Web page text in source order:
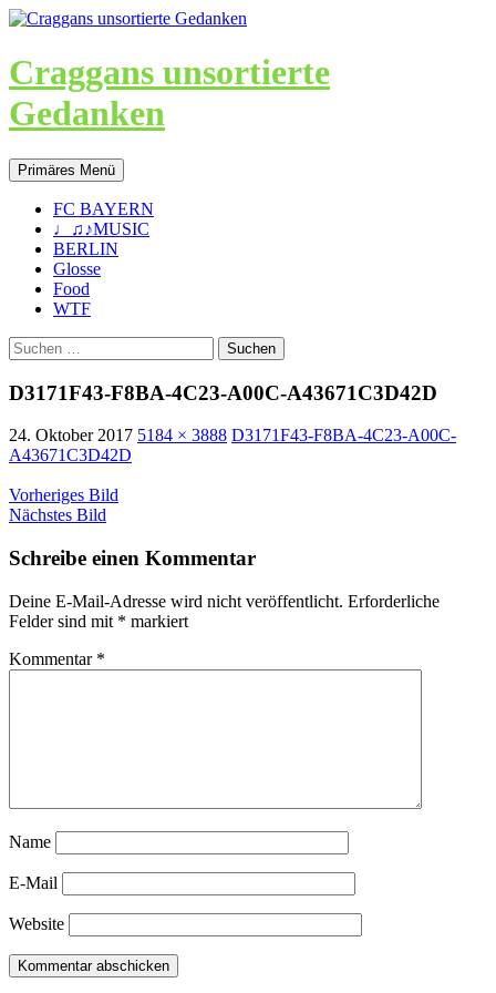
Craggans unsortierte
Gedanken
Suchen
Primäres Menü Zum
Inhalt
springen
FC BAYERN
♩♫♪MUSIC
BERLIN
Glosse
Food
WTF
Suche
nach:
D3171F43-F8BA-4C23-A00C-A43671C3D42D
24. Oktober 2017 5184 × 3888 D3171F43-F8BA-4C23-A00C-
A43671C3D42D
Vorheriges Bild
Nächstes Bild
Schreibe einen Kommentar
Deine E-Mail-Adresse wird nicht veröffentlicht. Erforderliche
Felder sind mit * markiert
Kommentar *
Name
E-Mail
Website